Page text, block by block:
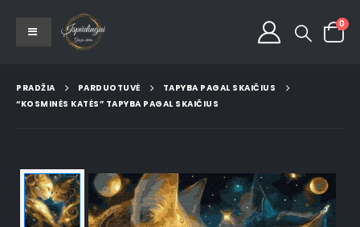
0
PRADŽIA PARDUOTUVĖ
TAPYBA PAGAL SKAIČIUS
“KOSMINĖS KATĖS” TAPYBA PAGAL SKAIČIUS